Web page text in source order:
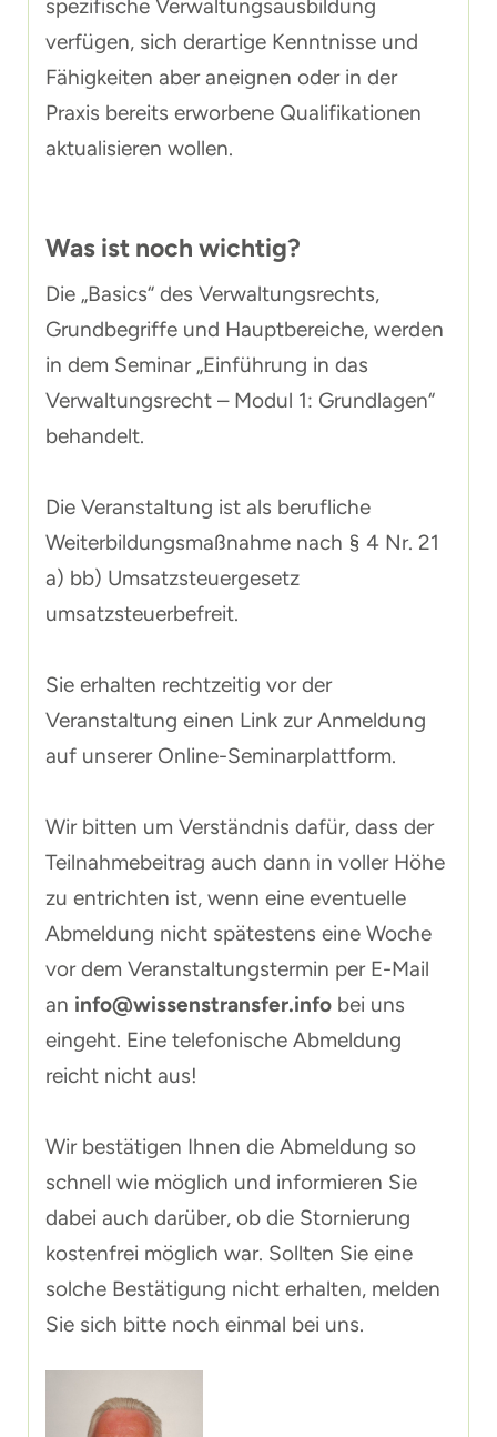
spezifische Verwaltungsausbildung
verfügen, sich derartige Kenntnisse und
Fähigkeiten aber aneignen oder in der
Praxis bereits erworbene Qualifikationen
aktualisieren wollen.
Was ist noch wichtig?
Die „Basics“ des Verwaltungsrechts,
Grundbegriffe und Hauptbereiche, werden
in dem Seminar „Einführung in das
Verwaltungsrecht – Modul 1: Grundlagen“
behandelt.
Die Veranstaltung ist als berufliche
Weiterbildungsmaßnahme nach § 4 Nr. 21
a) bb) Umsatzsteuergesetz
umsatzsteuerbefreit.
Sie erhalten rechtzeitig vor der
Veranstaltung einen Link zur Anmeldung
auf unserer Online-Seminarplattform.
Wir bitten um Verständnis dafür, dass der
Teilnahmebeitrag auch dann in voller Höhe
zu entrichten ist, wenn eine eventuelle
Abmeldung nicht spätestens eine Woche
vor dem Veranstaltungstermin per E-Mail
an info@wissenstransfer.info bei uns
eingeht. Eine telefonische Abmeldung
reicht nicht aus!
Wir bestätigen Ihnen die Abmeldung so
schnell wie möglich und informieren Sie
dabei auch darüber, ob die Stornierung
kostenfrei möglich war. Sollten Sie eine
solche Bestätigung nicht erhalten, melden
Sie sich bitte noch einmal bei uns.